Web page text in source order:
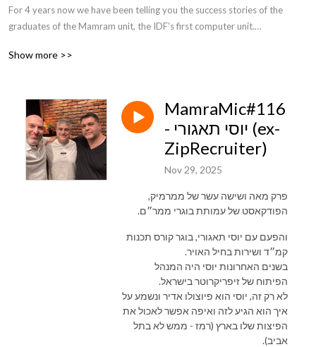
For 4 years now we have been telling you the success stories of the
graduates of the Mamram unit, the IDF’s first computer unit.
people, and everything in between.
Show more >>
MamraMic#116
- יוסי תאגורי (ex-
ZipRecruiter)
Nov 29, 2025
פרק מאה ושישה עשר של ממרמיק,
הפודקאסט של עמותת בוגרי ממר״ם.
והפעם עם יוסי תאגורי, בוגר קורס תכנות
קמ״ד ושירות בחיל האויר.
בשנים האחרונות יוסי היה המנהל
הפיתוח של זיפריקרוטר בישראל.
לא רק זה, יוסי הוא פיוצולו אדיר ונשמע על
איך הוא הגיע לזה ואיפה אפשר לאכול את
הפיצות שלו בארץ (רמז - ממש לא בתל
אביב).